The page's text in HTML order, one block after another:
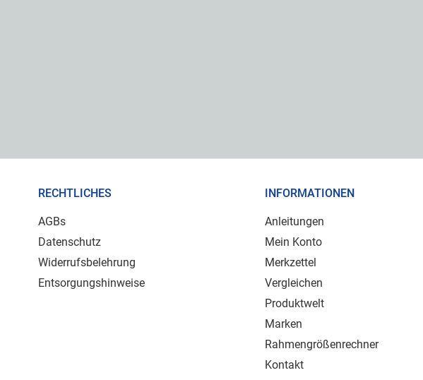
RECHTLICHES
AGBs
Datenschutz
Widerrufsbelehrung
Entsorgungshinweise
INFORMATIONEN
Anleitungen
Mein Konto
Merkzettel
Vergleichen
Produktwelt
Marken
Rahmengrößenrechner
Kontakt